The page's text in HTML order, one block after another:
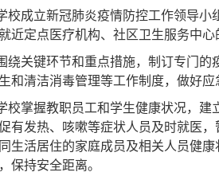
校成立新冠肺炎疫情防控工作领导
近定点医疗机构、社区卫生服务中
绕关键环节和重点措施，制订专门
和清洁消毒管理等工作制度，做好
校掌握教职员工和学生健康状况，
有发热、咳嗽等症状人员及时就医
生活居住的家庭成员及相关人员健
保持安全距离。